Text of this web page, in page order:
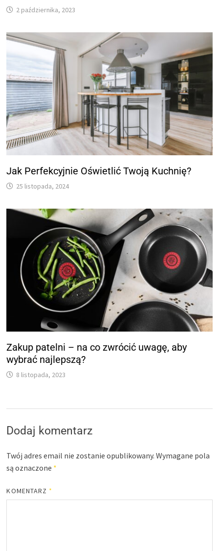
2 października, 2023
Jak Perfekcyjnie Oświetlić Twoją Kuchnię?
25 listopada, 2024
Zakup patelni – na co zwrócić uwagę, aby
wybrać najlepszą?
8 listopada, 2023
Dodaj komentarz
Twój adres email nie zostanie opublikowany. Wymagane pola
są oznaczone *
KOMENTARZ *